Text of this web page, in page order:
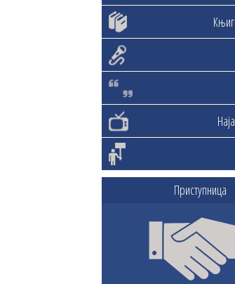
Приступница